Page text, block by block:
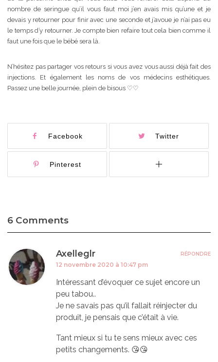
nombre de seringue qu’il vous faut moi j’en avais mis qu’une et je
devais y retourner pour finir avec une seconde et j’avoue je n’ai pas eu
le temps d’y retourner. Je compte bien refaire tout cela bien comme il
faut une fois que le bébé sera là.
N’hésitez pas partager vos retours si vous avez vous aussi déjà fait des
injections. Et également les noms de vos médecins esthétiques.
Passez une belle journée, plein de bisous ♡♡
Facebook Twitter
Pinterest
6 Comments
Axelleglr
12 novembre 2020 à 10:47 pm
Intéressant d’évoquer ce sujet encore un
peu tabou..
Je ne savais pas qu’il fallait réinjecter du
produit, je pensais que c’était à vie.
Tant mieux si tu te sens mieux avec ces
petits changements. 😘😘
RÉPONDRE